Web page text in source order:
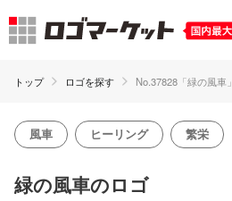
トップ ロゴを探す No.37828「緑の風車」
風車 ヒーリング 繁栄
緑の風車のロゴ